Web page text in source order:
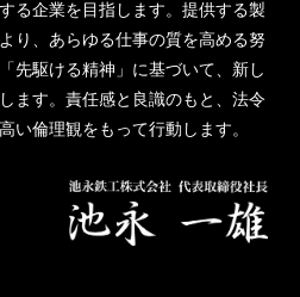
る企業を目指します。提供する製
り、あらゆる仕事の質を高める努
先駆ける精神」に基づいて、新し
ます。責任感と良識のもと、法令
い倫理観をもって行動します。